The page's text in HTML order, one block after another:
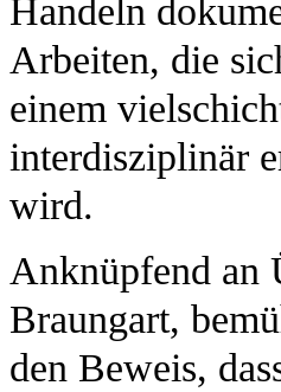
Handeln
Arbeiten, die
einem
interdisziplinär
wird.
Anknüpfend an
Braungart,
den Beweis,